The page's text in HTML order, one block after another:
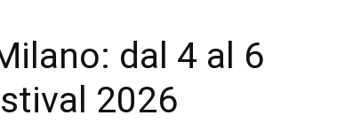
dalle
dal 4 al 6
2026